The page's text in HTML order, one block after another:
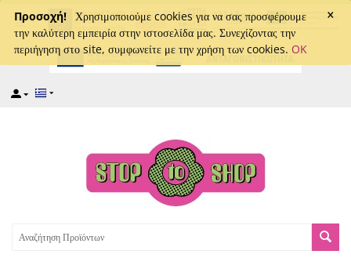
×
Προσοχή! Χρησιμοποιούμε cookies για να σας προσφέρουμε
την καλύτερη εμπειρία στην ιστοσελίδα μας. Συνεχίζοντας την
περιήγηση στο site, συμφωνείτε με την χρήση των cookies. OK
captcha